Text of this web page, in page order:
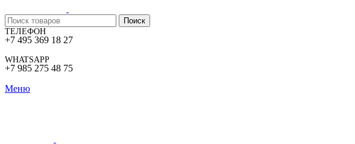
Поиск
ТЕЛЕФОН
+7 495 369 18 27
WHATSAPP
+7 985 275 48 75
Меню